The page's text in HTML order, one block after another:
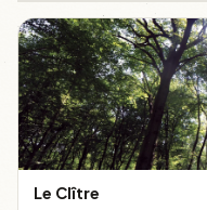
Le Clître